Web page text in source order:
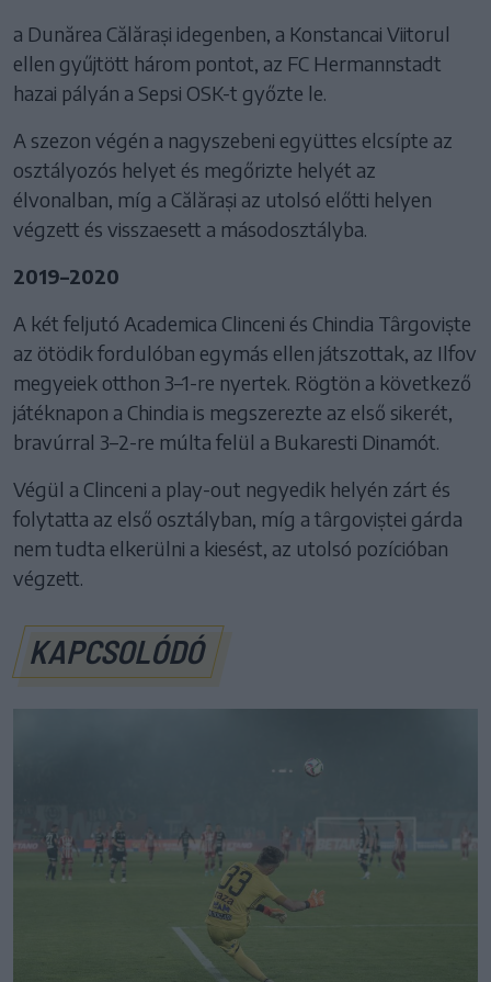
a Dunărea Călărași idegenben, a Konstancai Viitorul
ellen gyűjtött három pontot, az FC Hermannstadt
hazai pályán a Sepsi OSK-t győzte le.
A szezon végén a nagyszebeni együttes elcsípte az
osztályozós helyet és megőrizte helyét az
élvonalban, míg a Călărași az utolsó előtti helyen
végzett és visszaesett a másodosztályba.
2019–2020
A két feljutó Academica Clinceni és Chindia Târgoviște
az ötödik fordulóban egymás ellen játszottak, az Ilfov
megyeiek otthon 3–1-re nyertek. Rögtön a következő
játéknapon a Chindia is megszerezte az első sikerét,
bravúrral 3–2-re múlta felül a Bukaresti Dinamót.
Végül a Clinceni a play-out negyedik helyén zárt és
folytatta az első osztályban, míg a târgoviștei gárda
nem tudta elkerülni a kiesést, az utolsó pozícióban
végzett.
KAPCSOLÓDÓ